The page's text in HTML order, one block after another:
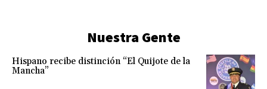
Nuestra Gente
Hispano recibe distinción “El Quijote de la
Mancha”